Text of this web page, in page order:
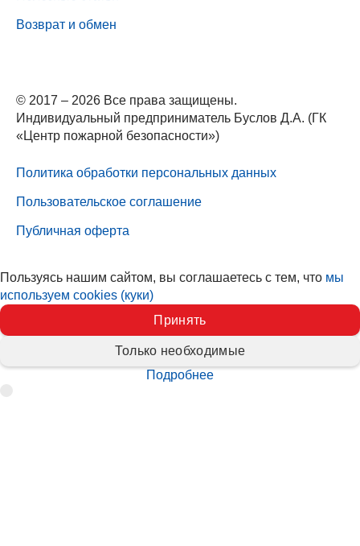
Возврат и обмен
© 2017 – 2026 Все права защищены.
Индивидуальный предприниматель Буслов Д.А. (ГК
«Центр пожарной безопасности»)
Политика обработки персональных данных
Пользовательское соглашение
Публичная оферта
Пользуясь нашим сайтом, вы соглашаетесь с тем, что мы
используем cookies (куки)
Принять
Только необходимые
Подробнее